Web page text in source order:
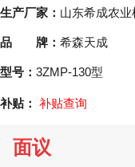
生产厂家： 山东希成农
品 牌： 希森天成
型号： 3ZMP-130型
补贴： 补贴查询
面议